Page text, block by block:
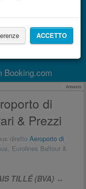
ACCETTO
Booking.com
Annuncio
di
& Prezzi
diretto Aeroporto di
Eurolines Baltour &
TILLÉ (BVA) ↔